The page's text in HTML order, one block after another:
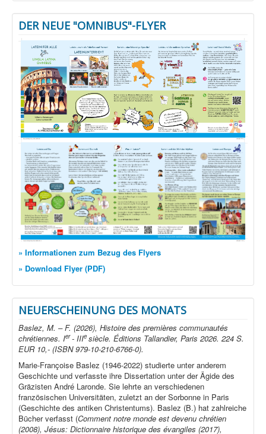
DER NEUE "OMNIBUS"-FLYER
» Informationen zum Bezug des Flyers
» Download Flyer (PDF)
NEUERSCHEINUNG DES MONATS
Baslez, M. – F. (2026), Histoire des premières communautés
chrétiennes. Ier- IIIe siècle. Éditions Tallandier, Paris 2026. 224 S.
EUR 10,- (ISBN 979-10-210-6766-0).
Marie-Françoise Baslez (1946-2022) studierte unter anderem
Geschichte und verfasste ihre Dissertation unter der Ägide des
Gräzisten André Laronde. Sie lehrte an verschiedenen
französischen Universitäten, zuletzt an der Sorbonne in Paris
(Geschichte des antiken Christentums). Baslez (B.) hat zahlreiche
Bücher verfasst (Comment notre monde est devenu chrétien
(2008), Jésus: Dictionnaire historique des évangiles (2017),